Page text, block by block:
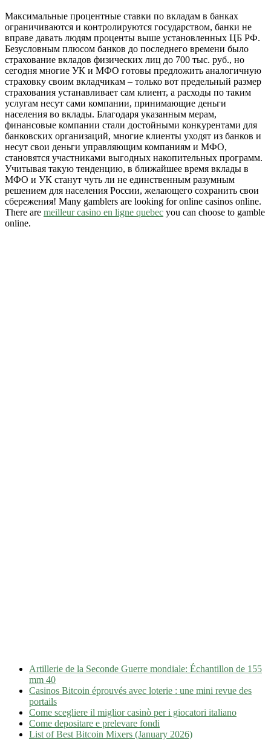
Максимальные процентные ставки по вкладам в банках
ограничиваются и контролируются государством, банки не
вправе давать людям проценты выше установленных ЦБ РФ.
Безусловным плюсом банков до последнего времени было
страхование вкладов физических лиц до 700 тыс. руб., но
сегодня многие УК и МФО готовы предложить аналогичную
страховку своим вкладчикам – только вот предельный размер
страхования устанавливает сам клиент, а расходы по таким
услугам несут сами компании, принимающие деньги
населения во вклады. Благодаря указанным мерам,
финансовые компании стали достойными конкурентами для
банковских организаций, многие клиенты уходят из банков и
несут свои деньги управляющим компаниям и МФО,
становятся участниками выгодных накопительных программ.
Учитывая такую тенденцию, в ближайшее время вклады в
МФО и УК станут чуть ли не единственным разумным
решением для населения России, желающего сохранить свои
сбережения! Many gamblers are looking for online casinos online.
There are meilleur casino en ligne quebec you can choose to gamble
online.
Artillerie de la Seconde Guerre mondiale: Échantillon de 155
mm 40
Casinos Bitcoin éprouvés avec loterie : une mini revue des
portails
Come scegliere il miglior casinò per i giocatori italiano
Come depositare e prelevare fondi
List of Best Bitcoin Mixers (January 2026)